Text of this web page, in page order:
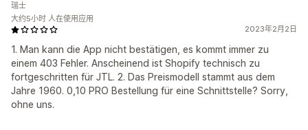
2023年2月2日
1. Man kann die App nicht bestätigen, es kommt immer zu
einem 403 Fehler. Anscheinend ist Shopify technisch zu
fortgeschritten für JTL. 2. Das Preismodell stammt aus dem
Jahre 1960. 0,10 PRO Bestellung für eine Schnittstelle? Sorry,
ohne uns.
瑞士
大约5小时 人在使用应用